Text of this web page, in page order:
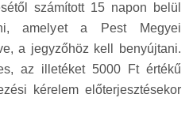
számított 15 napon belül
amelyet a Pest Megyei
a jegyzőhöz kell benyújtani.
az illetéket 5000 Ft értékű
kérelem előterjesztésekor